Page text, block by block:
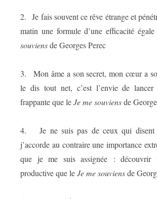
2. Je fais souvent ce rêve étrange et
matin une formule d’une efficacité
souviensde Georges Perec
3.
Mon âme a son secret, mon cœur a
le dis tout net, c’est l’envie de lancer
frappante que leJe me souviensde
4.
Je ne suis pas de ceux qui
j’accorde au contraire une importance
que je me suis assignée : découvrir
productive que leJe me souviensde